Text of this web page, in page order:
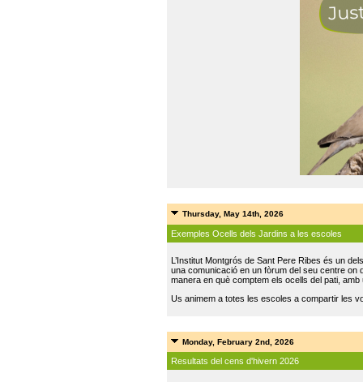
Thursday, May 14th, 2026
Exemples Ocells dels Jardins a les escoles
L’Institut Montgrós de Sant Pere Ribes és un
una comunicació en un fòrum del seu centre on
manera en què comptem els ocells del pati,
Us animem a totes les escoles a compartir les
Monday, February 2nd, 2026
Resultats del cens d'hivern 2026